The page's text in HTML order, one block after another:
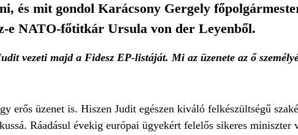
és mit gondol Karácsony Gergely
e NATO-főtitkár Ursula von der Leyenből.
vezeti majd a Fidesz EP-listáját. Mi az üzenete az ő
erős üzenet is. Hiszen Judit egészen kiváló felkészültségű
Ráadásul évekig európai ügyekért felelős sikeres miniszter